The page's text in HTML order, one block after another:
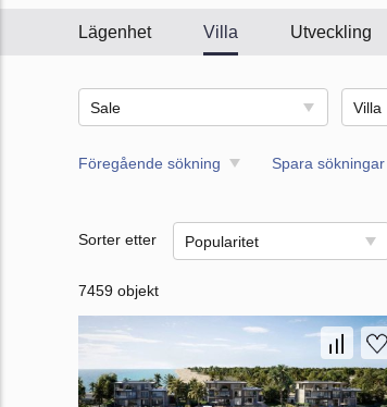
Lägenhet Villa Utveckling
Sale Villa
Föregående sökning Spara sökningar
Sorter etter Popularitet
7459 objekt